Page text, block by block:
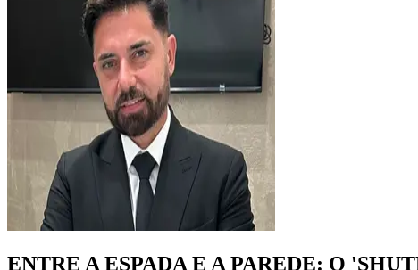
ENTRE A ESPADA E A PAREDE: O